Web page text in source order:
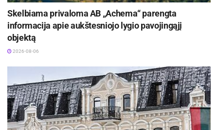
Skelbiama privaloma AB „Achema“ parengta
informacija apie aukštesniojo lygio pavojingąjį
objektą
2026-08-06